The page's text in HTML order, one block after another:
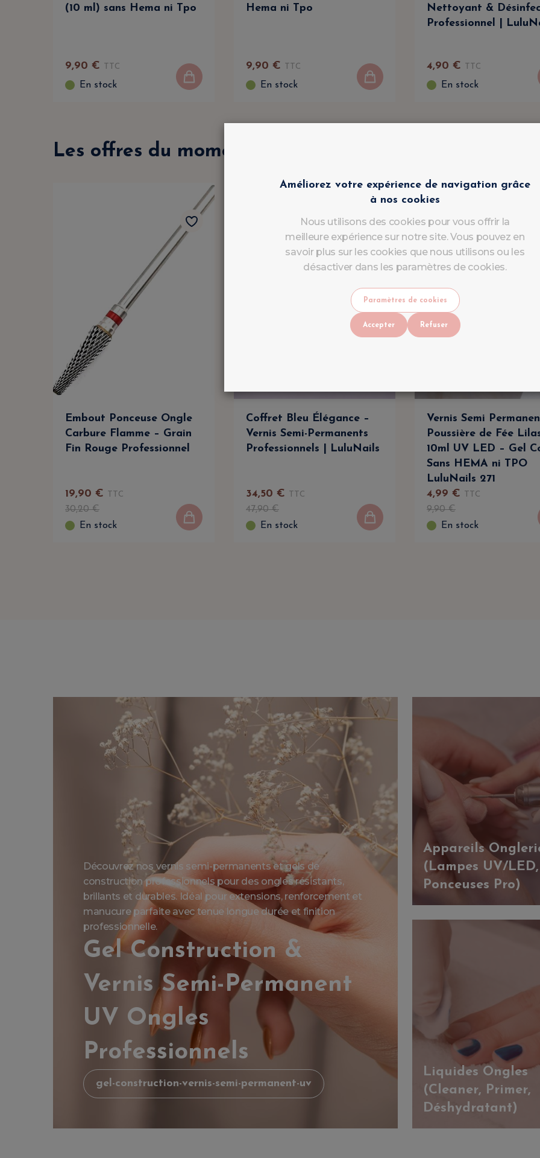
(10 ml) sans Hema ni Tpo
9,90 € TTC
En stock
Hema ni Tpo
9,90 € TTC
En stock
Nettoyant &
Professionnel |
4,90 € TTC
En stock
Les offres du moment
Embout Ponceuse Ongle
Carbure Flamme – Grain
Fin Rouge Professionnel
19,90 € TTC
30,20€
En stock
Coffret Bleu Élégance –
Vernis Semi-Permanents
Professionnels | LuluNails
34,50 € TTC
47,90€
En stock
Vernis Semi
Poussière de Fée
10ml UV LED – Gel
Sans HEMA ni TPO
LuluNails 271
4,99 € TTC
9,90€
En stock
Découvrez nos vernis semi-permanents et gels de
construction professionnels pour des ongles résistants,
brillants et durables. Idéal pour extensions, renforcement et
manucure parfaite avec tenue longue durée et finition
professionnelle.
Gel Construction &
Vernis Semi-Permanent
UV Ongles
Professionnels
gel-construction-vernis-semi-permanent-uv
Appareils
(Lampes UV/LED,
Ponceuses Pro)
Liquides Ongles
(Cleaner, Primer,
Déshydratant)
Améliorez votre expérience de navigation grâce
à nos cookies
Nous utilisons des cookies pour vous offrir la
meilleure expérience sur notre site. Vous pouvez en
savoir plus sur les cookies que nous utilisons ou les
désactiver dans les paramètres de cookies.
Paramètres de cookies
Accepter Refuser